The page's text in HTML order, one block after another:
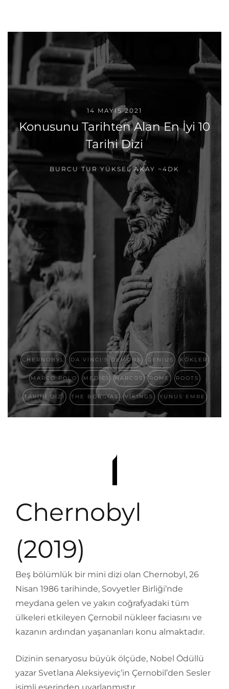
14 MAYIS 2021
Konusunu Tarihten Alan En İyi 10
Tarihi Dizi
BURCU TUR YÜKSEL AKAY ~4DK
CHERNOBYL DA VINCI'S DEMONS GENIUS KÖKLER
MARCO POLO MEDICI NARCOS ROME ROOTS
TARIHI DIZI THE BORGIAS VIKINGS YUNUS EMRE
Chernobyl
(2019)
Beş bölümlük bir mini dizi olan Chernobyl, 26
Nisan 1986 tarihinde, Sovyetler Birliği’nde
meydana gelen ve yakın coğrafyadaki tüm
ülkeleri etkileyen Çernobil nükleer faciasını ve
kazanın ardından yaşananları konu almaktadır.
Dizinin senaryosu büyük ölçüde, Nobel Ödüllü
yazar Svetlana Aleksiyeviç’in Çernobil’den Sesler